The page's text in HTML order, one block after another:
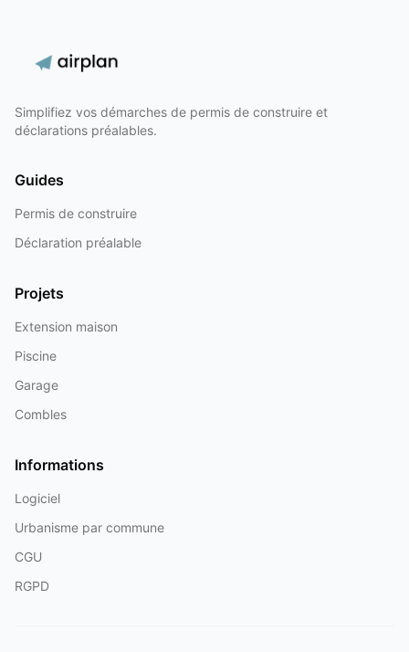
Simplifiez vos démarches de permis de construire et
déclarations préalables.
Guides
Permis de construire
Déclaration préalable
Projets
Extension maison
Piscine
Garage
Combles
Informations
Logiciel
Urbanisme par commune
CGU
RGPD